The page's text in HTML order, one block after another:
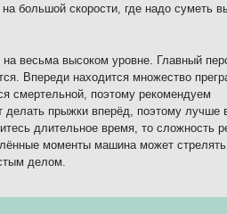
большой скорости, где надо суметь
весьма высоком уровне. Главный
Впереди находится множество
смертельной, поэтому рекомендуем
делать прыжки вперёд, поэтому лучше
длительное время, то сложность
моменты машина может
делом.